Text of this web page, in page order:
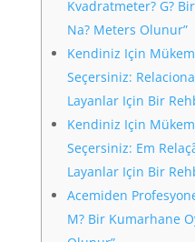
Kvadratmeter? G?
Na? Meters Olunur”
Kendiniz Için
Seçersiniz:
Layanlar Için Bir
Kendiniz Için
Seçersiniz: Em
Layanlar Için Bir
Acemiden
M? Bir Kumarhane